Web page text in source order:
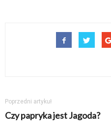
Poprzedni artykuł
Czy papryka jest Jagoda?